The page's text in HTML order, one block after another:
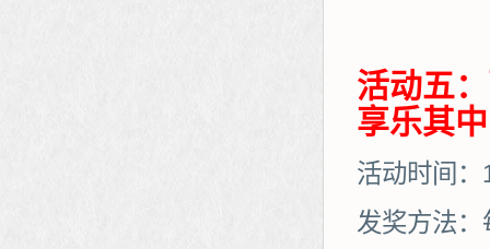
活动五
享乐其中
活动时间
发奖方法：